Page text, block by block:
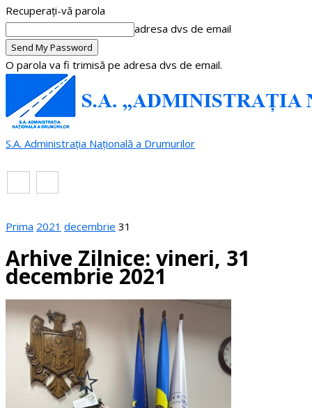
Recuperați-vă parola
adresa dvs de email
O parola va fi trimisă pe adresa dvs de email.
S.A. Administrația Națională a Drumurilor
Prima 2021 decembrie 31
Arhive Zilnice: vineri, 31
decembrie 2021